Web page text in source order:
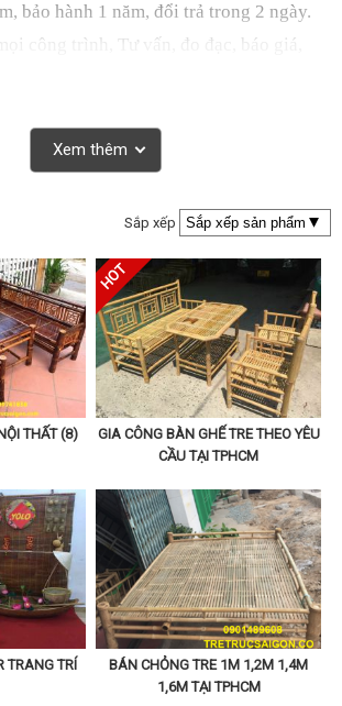
bảo hành 1 năm, đổi trả trong 2 ngày.
công trình, Tư vấn, đo đạc, báo giá,
Xem thêm
Sắp xếp
THẤT (8)
GIA CÔNG BÀN GHẾ TRE THEO YÊU
CẦU TẠI TPHCM
TRANG TRÍ
BÁN CHỎNG TRE 1M 1,2M 1,4M
1,6M TẠI TPHCM